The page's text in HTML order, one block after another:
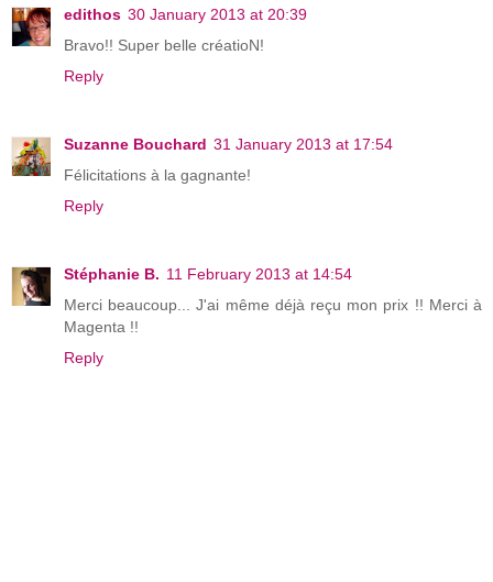
edithos 30 January 2013 at 20:39
Bravo!! Super belle créatioN!
Reply
Suzanne Bouchard 31 January 2013 at 17:54
Félicitations à la gagnante!
Reply
Stéphanie B. 11 February 2013 at 14:54
Merci beaucoup... J'ai même déjà reçu mon prix !! Merci à
Magenta !!
Reply